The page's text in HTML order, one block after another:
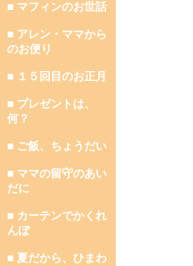
■ マフィンのお世話
■ アレン・ママから
のお便り
■ １５回目のお正月
■ プレゼントは、
何？
■ ご飯、ちょうだい
■ ママの留守のあい
だに
■ カーテンでかくれ
んぼ
■ 夏だから、ひまわ